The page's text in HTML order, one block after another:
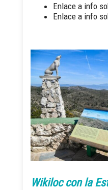
Enlace a info
Enlace a info
Wikiloc con la